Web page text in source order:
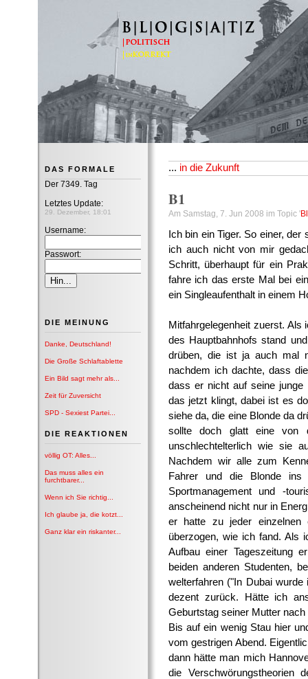
DAS FORMALE
Der 7349. Tag
Letztes Update:
29. Dezember, 18:01
Username:
Passwort:
DIE MEINUNG
Danke, Deutschland!
Die Große Schlaftablette
Ein Bild sagt mehr als...
Zeit für Zuversicht
SPD - Sexiest Partei...
DIE REAKTIONEN
völlig OT: Alles...
Das muss alles ein
furchtbarer...
Wenn ich Sie richtig...
Ich glaube ja, die kotzt...
Ganz klar ein riskanter...
... in die Zukunft
B1
Am Samstag, 7. Jun 2008 im Topic '
Ich bin ein Tiger. So einer,
ich auch nicht von mir
Schritt, überhaupt für ein
fahre ich das erste Mal bei
ein Singleaufenthalt in einem
Mitfahrgelegenheit zuerst. Als
des Hauptbahnhofs stand
drüben, die ist ja auch mal
nachdem ich dachte, dass
dass er nicht auf seine
das jetzt klingt, dabei ist es
siehe da, die eine Blonde da
sollte doch glatt eine von
unschlechtelterlich wie sie
Nachdem wir alle zum
Fahrer und die Blonde ins
Sportmanagement und -
anscheinend nicht nur in
er hatte zu jeder einzelnen
überzogen, wie ich fand. Als
Aufbau einer Tageszeitung
beiden anderen Studenten,
welterfahren ("In Dubai
dezent zurück. Hätte ich
Geburtstag seiner Mutter
Bis auf ein wenig Stau hier
vom gestrigen Abend.
dann hätte man mich
die Verschwörungstheorien